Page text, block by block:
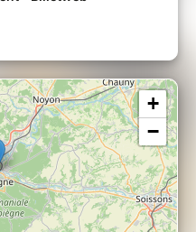
de leur nouveau
sur
de
le soir de la
+
−